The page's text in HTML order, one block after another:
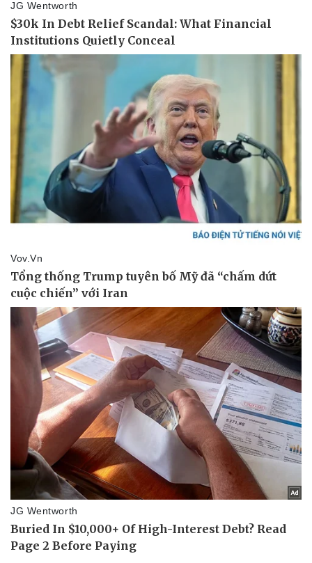
Pháp luật
Vụ án
Tin nóng
Tư vấn luật
Quân sự - Quốc phòng
Vũ khí
Việt Nam
Phân tích